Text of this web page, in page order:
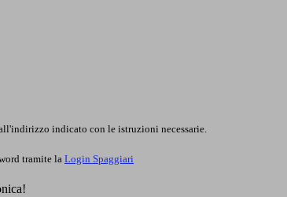
indicato con le istruzioni necessarie.
tramite la Login Spaggiari